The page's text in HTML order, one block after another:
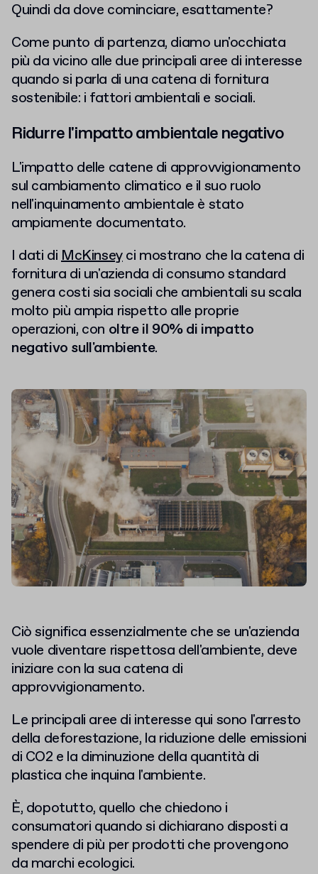
Quindi da dove cominciare, esattamente?
Come punto di partenza, diamo un'occhiata
più da vicino alle due principali aree di interesse
quando si parla di una catena di fornitura
sostenibile: i fattori ambientali e sociali.
Ridurre l'impatto ambientale negativo
L'impatto delle catene di approvvigionamento
sul cambiamento climatico e il suo ruolo
nell'inquinamento ambientale è stato
ampiamente documentato.
I dati diMcKinseyci mostrano che la catena di
fornitura di un'azienda di consumo standard
genera costi sia sociali che ambientali su scala
molto più ampia rispetto alle proprie
operazioni, con oltre il 90% di impatto
negativo sull'ambiente.
Ciò significa essenzialmente che se un'azienda
vuole diventare rispettosa dell'ambiente, deve
iniziare con la sua catena di
approvvigionamento.
Le principali aree di interesse qui sono l'arresto
della deforestazione, la riduzione delle emissioni
di CO2 e la diminuzione della quantità di
plastica che inquina l'ambiente.
È, dopotutto, quello che chiedono i
consumatori quando si dichiarano disposti a
spendere di più per prodotti che provengono
da marchi ecologici.